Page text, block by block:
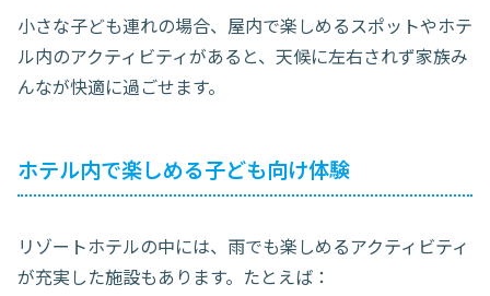
小さな子ども連れの場合、屋内で楽しめるスポットやホテ
ル内のアクティビティがあると、天候に左右されず家族み
んなが快適に過ごせます。
ホテル内で楽しめる子ども向け体験
リゾートホテルの中には、雨でも楽しめるアクティビティ
が充実した施設もあります。たとえば：